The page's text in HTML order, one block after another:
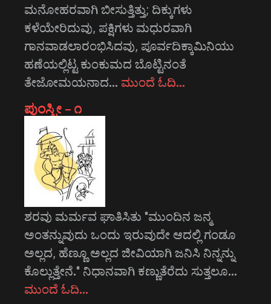
ಮನೋಹರವಾಗಿ ಬೀಸುತ್ತಿತ್ತು; ದಿಕ್ಕುಗಳು
ಕಳೆಯೇರಿದುವು, ಪಕ್ಷಿಗಳು ಮಧುರವಾಗಿ
ಗಾನವಾಡಲಾರಂಭಿಸಿದವು, ಪೂರ್ವದಿಕ್ಕಾಮಿನಿಯು
ಹಣೆಯಲ್ಲಿಟ್ಟ ಕುಂಕುಮದ ಬೊಟ್ಟಿನಂತೆ
ತೇಜೋಮಯನಾದ… ಮುಂದೆ ಓದಿ…
ಪುಂಸ್ತ್ರೀ – ೧
ಶರವು ಮರ್ಮವ ಘಾತಿಸಿತು "ಮುಂದಿನ ಜನ್ಮ
ಅಂತನ್ನುವುದು ಒಂದು ಇರುವುದೇ ಆದಲ್ಲಿ ಗಂಡೂ
ಅಲ್ಲದ, ಹೆಣ್ಣೂ ಅಲ್ಲದ ಜೀವಿಯಾಗಿ ಜನಿಸಿ ನಿನ್ನನ್ನು
ಕೊಲ್ಲುತ್ತೇನೆ." ನಿಧಾನವಾಗಿ ಕಣ್ಣುತೆರೆದು ಸುತ್ತಲೂ…
ಮುಂದೆ ಓದಿ…